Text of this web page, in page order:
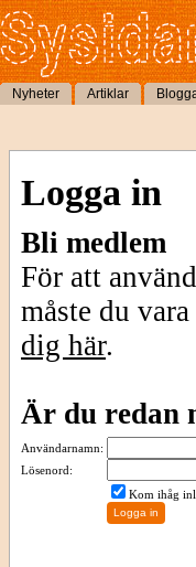
Nyheter Artiklar
Logga in
Bli medlem
För att
måste du
dig här.
Är du redan
Användarnamn:
Lösenord:
Kom ihåg